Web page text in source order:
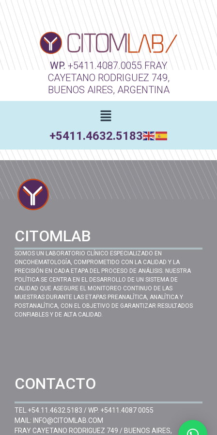
WP. +5411.4087.0055FRAY
CAYETANO RODRIGUEZ 749,
BUENOS AIRES, ARGENTINA
+5411.4632.5183
CITOMLAB
SOMOS UN LABORATORIO CLÍNICO ESPECIALIZADO EN
ONCOHEMATOLOGÍA, COMPROMETIDO CON LA CALIDAD Y LA
PRECISIÓN EN CADA ETAPA DEL PROCESO DE ANÁLISIS. NUESTRA
POLÍTICA SE CENTRA EN EL DESARROLLO DE UN SISTEMA DE
CALIDAD QUE ASEGURE EL MONITOREO CONTINUO DE LAS
MUESTRAS DURANTE LAS ETAPAS PREANALÍTICA, ANALÍTICA Y
POSTANALÍTICA, CON EL OBJETIVO DE GARANTIZAR RESULTADOS
CONFIABLES Y DE ALTA CALIDAD.
CONTACTO
TEL. +54.11.4632.5183 / WP. +5411.4087 0055
MAIL: INFO@CITOMLAB.COM
FRAY CAYETANO RODRIGUEZ 749 / BUENOS AIRES,